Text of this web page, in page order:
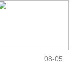
08-05